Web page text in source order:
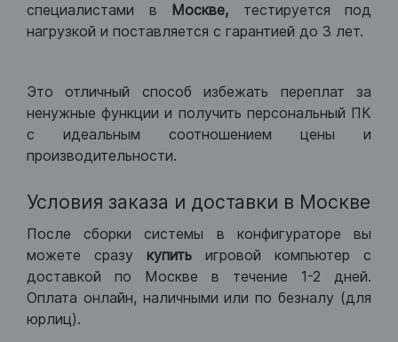
специалистами в Москве, тестируется под
нагрузкой и поставляется с гарантией до 3 лет.
Это отличный способ избежать переплат за
ненужные функции и получить персональный ПК
с идеальным соотношением цены и
производительности.
Условия заказа и доставки в Москве
После сборки системы в конфигураторе вы
можете сразу купить игровой компьютер с
доставкой по Москве в течение 1-2 дней.
Оплата онлайн, наличными или по безналу (для
юрлиц).